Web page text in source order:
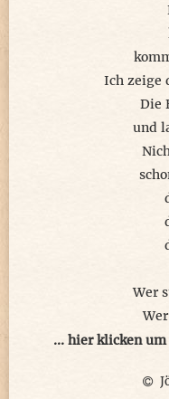
Ich zeige
Die
und
Wer
Im
... hier klicken